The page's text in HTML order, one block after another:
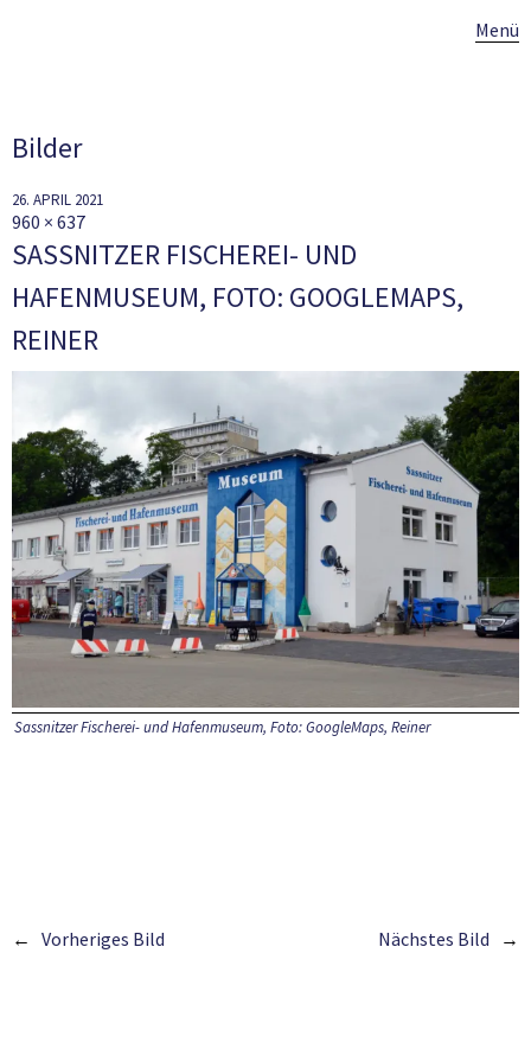
Menü
Bilder
26. APRIL 2021
960 × 637
SASSNITZER FISCHEREI- UND
HAFENMUSEUM, FOTO: GOOGLEMAPS,
REINER
Sassnitzer Fischerei- und Hafenmuseum, Foto: GoogleMaps, Reiner
Nächstes Bild
Vorheriges Bild